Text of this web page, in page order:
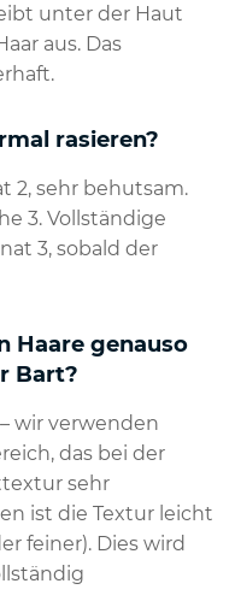
unter der Haut
aus. Das
rasieren?
2, sehr behutsam.
3. Vollständige
3, sobald der
Haare genauso
Bart?
wir verwenden
das bei der
sehr
ist die Textur leicht
feiner). Dies wird